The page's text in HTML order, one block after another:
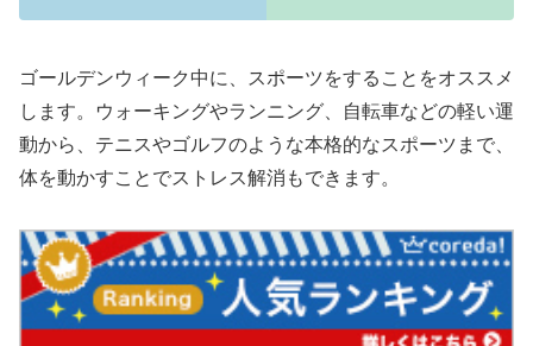
ゴールデンウィーク中に、スポーツをすることをオススメ
します。ウォーキングやランニング、自転車などの軽い運
動から、テニスやゴルフのような本格的なスポーツまで、
体を動かすことでストレス解消もできます。